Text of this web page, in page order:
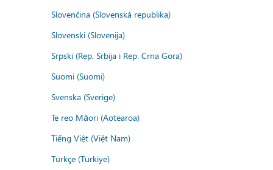
Slovenčina (Slovenská republika)
Slovenski (Slovenija)
Srpski (Rep. Srbija i Rep. Crna Gora)
Suomi (Suomi)
Svenska (Sverige)
Te reo Māori (Aotearoa)
Tiếng Việt (Việt Nam)
Türkçe (Türkiye)